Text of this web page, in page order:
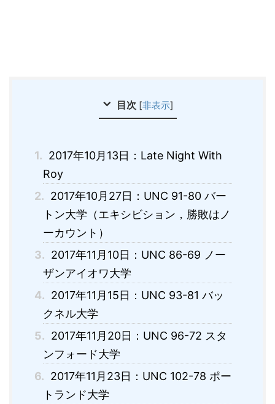
目次 [非表示]
1. 2017年10月13日：Late Night With
Roy
2. 2017年10月27日：UNC 91-80 バー
トン大学（エキシビション，勝敗はノ
ーカウント）
3. 2017年11月10日：UNC 86-69 ノー
ザンアイオワ大学
4. 2017年11月15日：UNC 93-81 バッ
クネル大学
5. 2017年11月20日：UNC 96-72 スタ
ンフォード大学
6. 2017年11月23日：UNC 102-78 ポー
トランド大学